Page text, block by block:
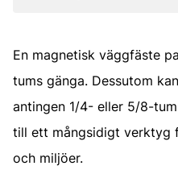
En magnetisk väggfäste
tums gänga. Dessutom
antingen 1/4- eller 5/8-
till ett mångsidigt verktyg
och miljöer.